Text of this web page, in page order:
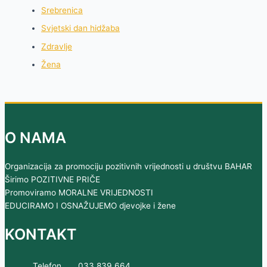
Srebrenica
Svjetski dan hidžaba
Zdravlje
Žena
O NAMA
Organizacija za promociju pozitivnih vrijednosti u društvu BAHAR
Širimo POZITIVNE PRIČE
Promoviramo MORALNE VRIJEDNOSTI
EDUCIRAMO I OSNAŽUJEMO djevojke i žene
KONTAKT